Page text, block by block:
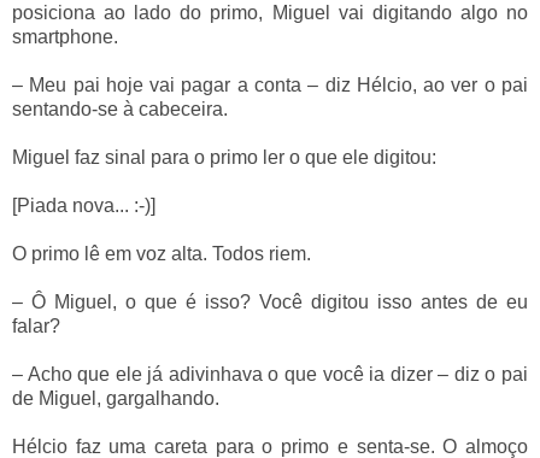
posiciona ao lado do primo, Miguel vai digitando algo no
smartphone.
– Meu pai hoje vai pagar a conta – diz Hélcio, ao ver o pai
sentando-se à cabeceira.
Miguel faz sinal para o primo ler o que ele digitou:
[Piada nova... :-)]
O primo lê em voz alta. Todos riem.
– Ô Miguel, o que é isso? Você digitou isso antes de eu
falar?
– Acho que ele já adivinhava o que você ia dizer – diz o pai
de Miguel, gargalhando.
Hélcio faz uma careta para o primo e senta-se. O almoço